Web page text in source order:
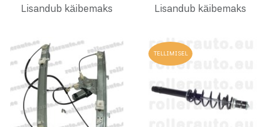
Lisandub käibemaks
Lisandub käibemaks
Lisa soovinimekirja
TELLIMISEL